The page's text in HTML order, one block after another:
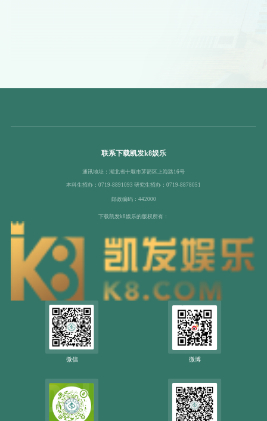
联系下载凯发k8娱乐
通讯地址：湖北省十堰市茅箭区上海路16号
本科生招办：0719-8891093 研究生招办：0719-8878051
邮政编码：442000
下载凯发k8娱乐的版权所有：
微信 微博